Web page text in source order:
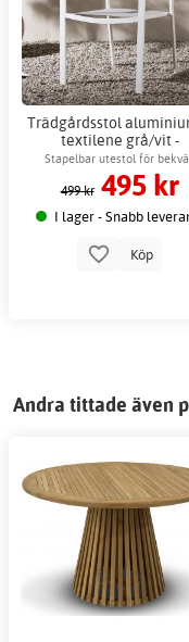
Trädgårdsstol
textilene grå/vit -
Copacabana
Stapelbar utestol för
utomhusbruk
499 kr 495 kr
I lager - Snabb
Köp
Andra tittade även